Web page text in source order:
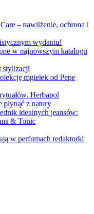
– nawilżenie, ochrona i
wydaniu!
w najnowszym katalogu
stylizacji
mgiełek od Pepe
Herbapol
płynąć z natury
idealnych jeansów:
& Tonic
w perfumach redaktorki